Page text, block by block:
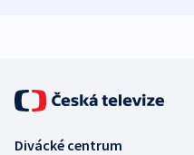
Divácké centrum